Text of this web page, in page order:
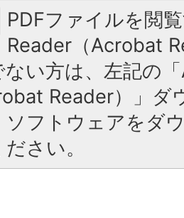
PDFファイルを閲
Reader（Acrobat
い方は、左記の
Reader）」ダ
ソフトウェアをダ
さい。